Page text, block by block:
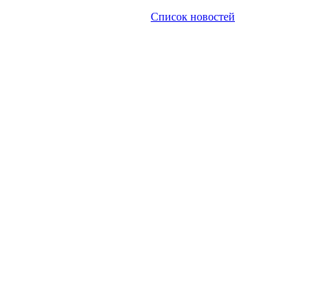
Список новостей